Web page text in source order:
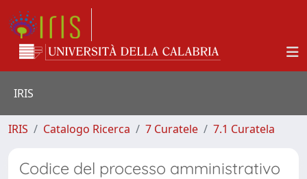
IRIS
IRIS Catalogo Ricerca 7 Curatele 7.1 Curatela
Codice del processo amministrativo